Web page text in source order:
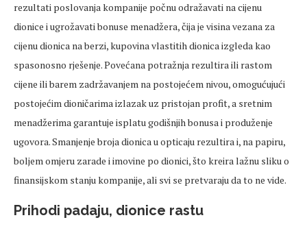
rezultati poslovanja kompanije počnu odražavati na cijenu
dionice i ugrožavati bonuse menadžera, čija je visina vezana za
cijenu dionica na berzi, kupovina vlastitih dionica izgleda kao
spasonosno rješenje. Povećana potražnja rezultira ili rastom
cijene ili barem zadržavanjem na postojećem nivou, omogućujući
postojećim dioničarima izlazak uz pristojan profit, a sretnim
menadžerima garantuje isplatu godišnjih bonusa i produženje
ugovora. Smanjenje broja dionica u opticaju rezultira i, na papiru,
boljem omjeru zarade i imovine po dionici, što kreira lažnu sliku o
finansijskom stanju kompanije, ali svi se pretvaraju da to ne vide.
Prihodi padaju, dionice rastu